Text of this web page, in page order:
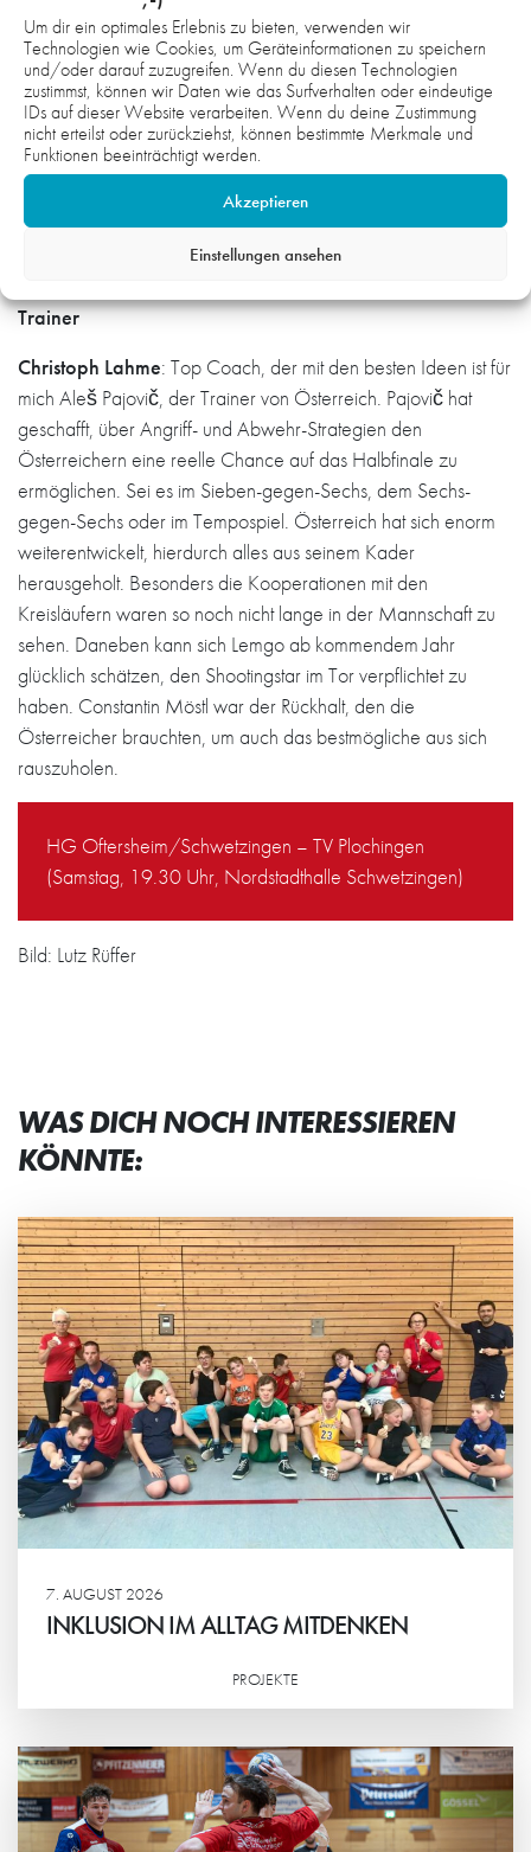
Um dir ein optimales Erlebnis zu bieten, verwenden wir
Technologien wie Cookies, um Geräteinformationen zu speichern
und/oder darauf zuzugreifen. Wenn du diesen Technologien
zustimmst, können wir Daten wie das Surfverhalten oder eindeutige
IDs auf dieser Website verarbeiten. Wenn du deine Zustimmung
nicht erteilst oder zurückziehst, können bestimmte Merkmale und
Funktionen beeinträchtigt werden.
Akzeptieren
Einstellungen ansehen
Jannik Geisler: Johannes Golla 1 (wichtige Säule des Teams,
gut in Abwehr und Angriff), Jannik Kohlbacher 2, Justus Fischer
2. Beste Kreisläufer im Turnier: Ludovic Fabregas
(FRA/Veszprém), Magnus Saugstrup (DAN/SC
Magdeburg).
: Johannes Golla 1 (in Angriff und Abwehr kann
man nichts gegen ihn sagen), Jannik Kohlbacher 1-2, Justus
Fischer 2. Allgemein: Ludoviv Fabregas.
Trainer
Christoph Lahme: Top Coach, der mit den besten Ideen ist für
mich Aleš Pajovič, der Trainer von Österreich. Pajovič hat
geschafft, über Angriff- und Abwehr-Strategien den
Österreichern eine reelle Chance auf das Halbfinale zu
ermöglichen. Sei es im Sieben-gegen-Sechs, dem Sechs-
gegen-Sechs oder im Tempospiel. Österreich hat sich enorm
weiterentwickelt, hierdurch alles aus seinem Kader
herausgeholt. Besonders die Kooperationen mit den
Kreisläufern waren so noch nicht lange in der Mannschaft zu
sehen. Daneben kann sich Lemgo ab kommendem Jahr
glücklich schätzen, den Shootingstar im Tor verpflichtet zu
haben. Constantin Möstl war der Rückhalt, den die
Österreicher brauchten, um auch das bestmögliche aus sich
rauszuholen.
HG Oftersheim/Schwetzingen – TV Plochingen
(Samstag, 19.30 Uhr, Nordstadthalle Schwetzingen)
Bild: Lutz Rüffer
WAS DICH NOCH INTERESSIEREN
KÖNNTE:
7. AUGUST 2026
INKLUSION IM ALLTAG MITDENKEN
PROJEKTE